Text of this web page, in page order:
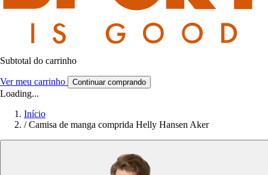
Subtotal do carrinho
Ver meu carrinho Continuar comprando
Loading...
Início
/ Camisa de manga comprida Helly Hansen Aker